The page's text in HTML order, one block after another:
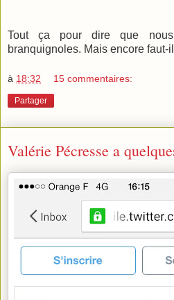
Tout ça pour dire que
branquignoles. Mais encore faut-
à 18:32 15 commentaires:
Partager
Valérie Pécresse a